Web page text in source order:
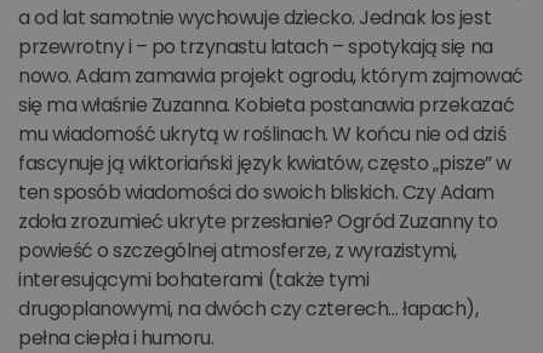
a od lat samotnie wychowuje dziecko. Jednak los jest
przewrotny i – po trzynastu latach – spotykają się na
nowo. Adam zamawia projekt ogrodu, którym zajmować
się ma właśnie Zuzanna. Kobieta postanawia przekazać
mu wiadomość ukrytą w roślinach. W końcu nie od dziś
fascynuje ją wiktoriański język kwiatów, często „pisze” w
ten sposób wiadomości do swoich bliskich. Czy Adam
zdoła zrozumieć ukryte przesłanie? Ogród Zuzanny to
powieść o szczególnej atmosferze, z wyrazistymi,
interesującymi bohaterami (także tymi
drugoplanowymi, na dwóch czy czterech… łapach),
pełna ciepła i humoru.